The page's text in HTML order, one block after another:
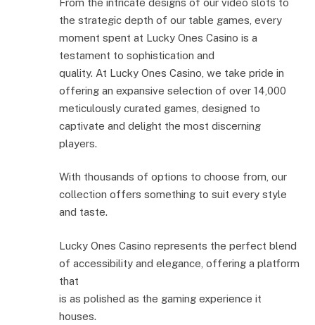
the strategic depth of our table games, every
moment spent at Lucky Ones Casino is a
testament to sophistication and
quality. At Lucky Ones Casino, we take pride in
offering an expansive selection of over 14,000
meticulously curated games, designed to
captivate and delight the most discerning
players.
With thousands of options to choose from, our
collection offers something to suit every style
and taste.
Lucky Ones Casino represents the perfect blend
of accessibility and elegance, offering a platform
that
is as polished as the gaming experience it
houses.